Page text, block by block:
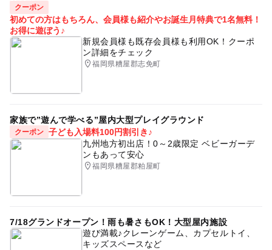
クーポン
初めての方はもちろん、会員様も紹介やお誕生月特典で1名無料！
お得に遊ぼう♪
新規会員様も既存会員様も利用OK！クーポ
ン詳細をチェック
福岡県糟屋郡志免町
家族で”遊んで学べる”屋内大型プレイグラウンド
クーポン 子ども入場料100円割引き♪
九州地方初出店！0～2歳限定 ベビーガーデ
ンもあって安心
福岡県糟屋郡粕屋町
7/18グランドオープン！雨も暑さもOK！大型屋内施設
遊び満載♪クレーンゲーム、カプセルトイ、
キッズスペースなど